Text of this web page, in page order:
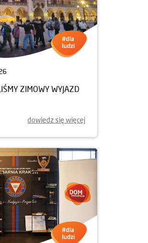
ZIMOWY WYJAZD
dowiedz się więcej